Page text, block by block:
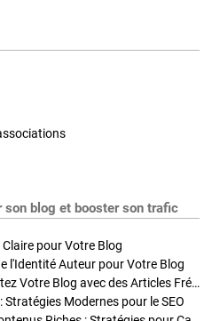
son blog et booster son trafic
pour Votre Blog
l'Identité Auteur pour Votre Blog
Stratégies de Publication : Boostez Votre Blog avec des Articles Fréquents et Exclusifs
Stratégies Modernes pour le SEO